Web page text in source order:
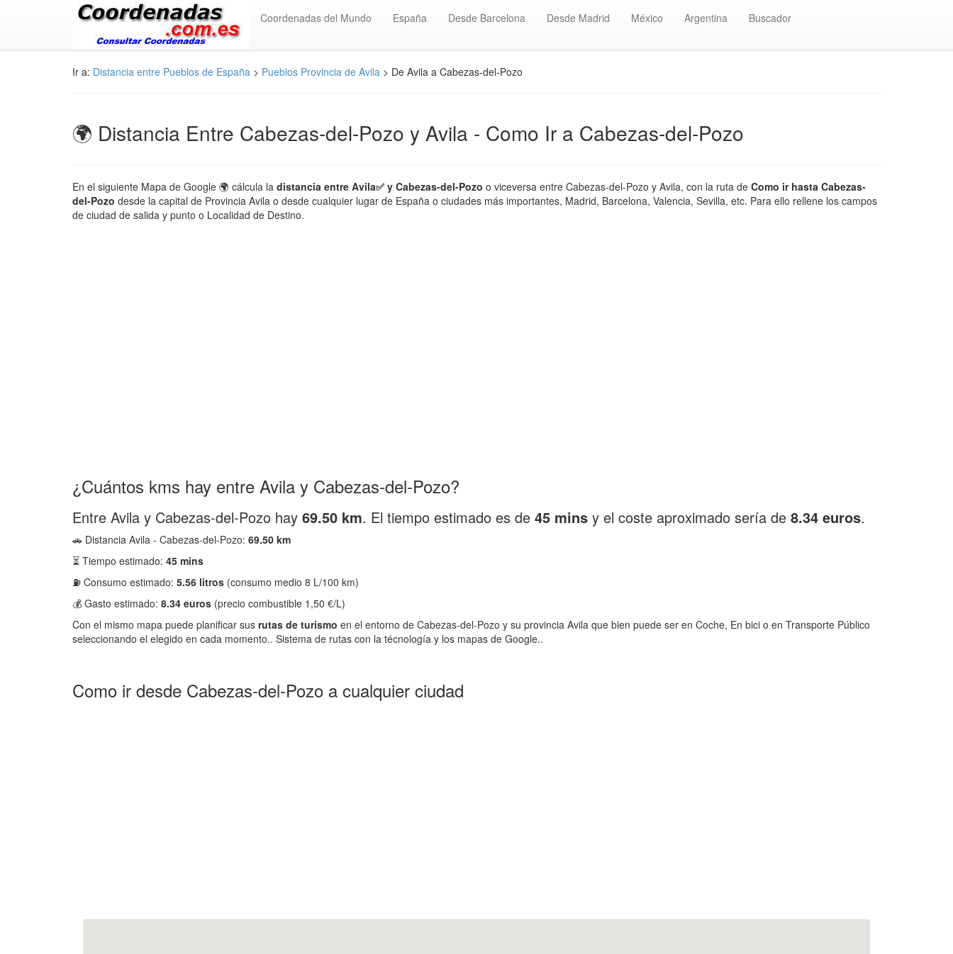
Coordenadas del Mundo España Desde Barcelona Desde Madrid México Argentina Buscador
Ir a: Distancia entre Pueblos de España > Pueblos Provincia de Avila > De Avila a Cabezas-del-Pozo
🌍 Distancia Entre Cabezas-del-Pozo y Avila - Como Ir a Cabezas-del-Pozo
En el siguiente Mapa de Google 🌍 cálcula la distancia entre Avila✅ y Cabezas-del-Pozo o viceversa entre Cabezas-del-Pozo y Avila, con la ruta de Como ir hasta Cabezas-
del-Pozo desde la capital de Provincia Avila o desde cualquier lugar de España o ciudades más importantes, Madrid, Barcelona, Valencia, Sevilla, etc. Para ello rellene los campos
de ciudad de salida y punto o Localidad de Destino.
¿Cuántos kms hay entre Avila y Cabezas-del-Pozo?
Entre Avila y Cabezas-del-Pozo hay 69.50 km. El tiempo estimado es de 45 mins y el coste aproximado sería de 8.34 euros.
🚗 Distancia Avila - Cabezas-del-Pozo: 69.50 km
⏳ Tiempo estimado: 45 mins
⛽ Consumo estimado: 5.56 litros (consumo medio 8 L/100 km)
💰 Gasto estimado: 8.34 euros (precio combustible 1,50 €/L)
Con el mismo mapa puede planificar sus rutas de turismo en el entorno de Cabezas-del-Pozo y su provincia Avila que bien puede ser en Coche, En bici o en Transporte Público
seleccionando el elegido en cada momento.. Sistema de rutas con la técnología y los mapas de Google..
Como ir desde Cabezas-del-Pozo a cualquier ciudad